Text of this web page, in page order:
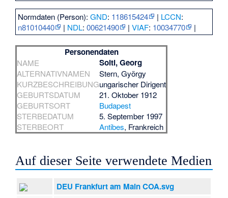
Normdaten (Person):GND: 118615424 | LCCN:
n81010440
| NDL:00621490 |VIAF: 10034770 |
Personendaten
NAME Solti, Georg
ALTERNATIVNAMEN
Stern, György
KURZBESCHREIBUNGungarischer Dirigent
GEBURTSDATUM
21. Oktober 1912
GEBURTSORT
Budapest
STERBEDATUM
5. September 1997
STERBEORT
Antibes, Frankreich
Auf dieser Seite verwendete Medien
DEU Frankfurt am Main COA.svg